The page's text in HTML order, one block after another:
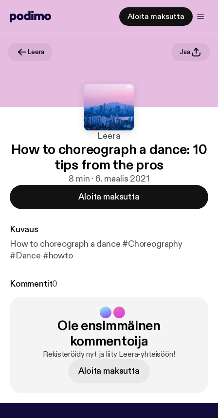
Aloita maksutta
Leera Jaa
Leera
How to choreograph a dance: 10
tips from the pros
8 min · 6. maalis 2021
Aloita maksutta
Kuvaus
How to choreograph a dance #Choreography
#Dance #howto
Kommentit0
Ole ensimmäinen
kommentoija
Rekisteröidy nyt ja liity Leera-yhteisöön!
Aloita maksutta